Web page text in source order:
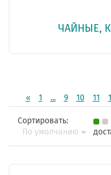
ЧАЙНЫЕ,
« 1 ... 9 10 11
Сортировать:
По умолчанию